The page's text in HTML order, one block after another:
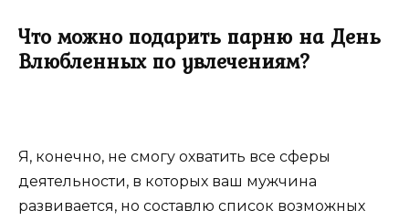
Что можно подарить парню на День
Влюбленных по увлечениям?
Я, конечно, не смогу охватить все сферы
деятельности, в которых ваш мужчина
развивается, но составлю список возможных